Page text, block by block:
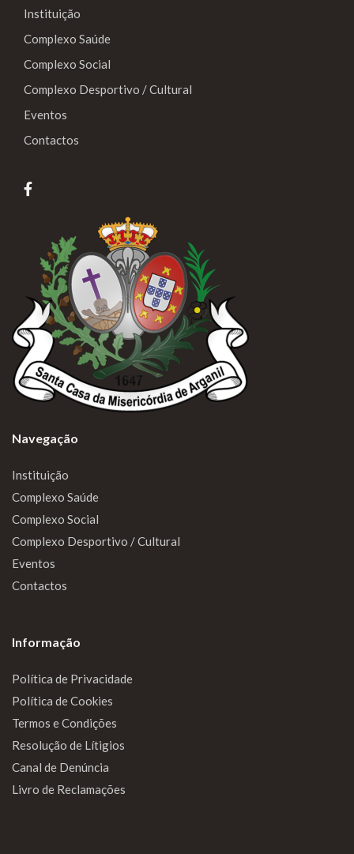
Instituição
Complexo Saúde
Complexo Social
Complexo Desportivo / Cultural
Eventos
Contactos
Navegação
Instituição
Complexo Saúde
Complexo Social
Complexo Desportivo / Cultural
Eventos
Contactos
Informação
Política de Privacidade
Política de Cookies
Termos e Condições
Resolução de Lítigios
Canal de Denúncia
Livro de Reclamações